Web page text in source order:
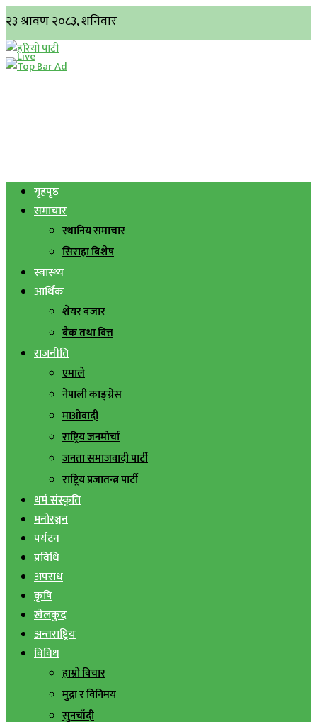
गृहपृष्ठ
समाचार
स्थानिय समाचार
सिराहा बिशेष
स्वास्थ्य
आर्थिक
शेयर बजार
बैंक तथा वित्त
राजनीति
एमाले
नेपाली काङ्ग्रेस
माओवादी
राष्ट्रिय जनमोर्चा
जनता समाजवादी पार्टी
राष्ट्रिय प्रजातन्त्र पार्टी
धर्म संस्कृति
मनोरञ्जन
पर्यटन
प्रविधि
अपराध
कृषि
खेलकुद
अन्तराष्ट्रिय
विविध
हाम्रो विचार
मुद्रा र विनिमय
सुनचाँदी